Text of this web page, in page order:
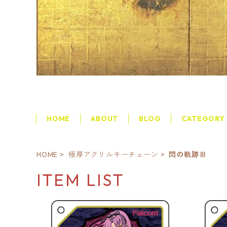
HOME ABOUT BLOG CATEGORY
HOME 極厚アクリルキーチェーン 閃の軌跡Ⅲ
ITEM LIST